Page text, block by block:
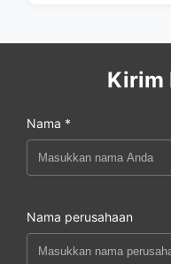
Kirim
Nama *
Nama perusahaan